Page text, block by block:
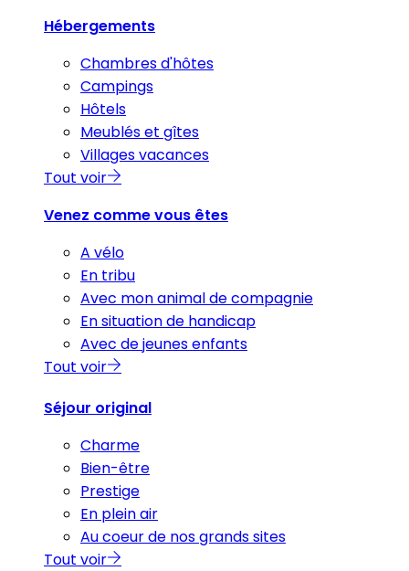
Hébergements
Chambres d'hôtes
Campings
Hôtels
Meublés et gîtes
Villages vacances
Tout voir
Venez comme vous êtes
A vélo
En tribu
Avec mon animal de compagnie
En situation de handicap
Avec de jeunes enfants
Tout voir
Séjour original
Charme
Bien-être
Prestige
En plein air
Au coeur de nos grands sites
Tout voir